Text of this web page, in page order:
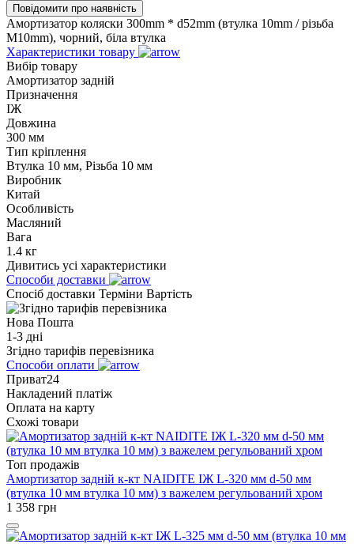
Повідомити про наявність
Амортизатор коляски 300mm * d52mm (втулка 10mm / різьба
М10mm), чорний, біла втулка
Характеристики товару
Вибір товару
Амортизатор задній
Призначення
ІЖ
Довжина
300 мм
Тип кріплення
Втулка 10 мм, Різьба 10 мм
Виробник
Китай
Особливість
Масляний
Вага
1.4 кг
Дивитись усі характеристики
Способи доставки
Спосіб доставки Терміни Вартість
Нова Пошта
1-3 дні
Згідно тарифів перевізника
Способи оплати
Приват24
Накладений платіж
Оплата на карту
Схожі товари
Топ продажів
Амортизатор задній к-кт NAIDITE ІЖ L-320 мм d-50 мм
(втулка 10 мм втулка 10 мм) з важелем регульований хром
1 358 грн